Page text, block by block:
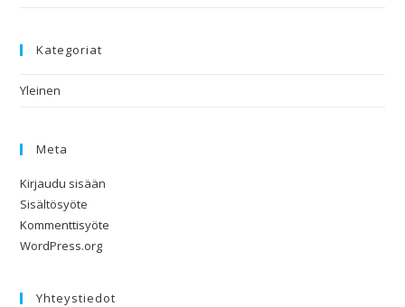
Kategoriat
Yleinen
Meta
Kirjaudu sisään
Sisältösyöte
Kommenttisyöte
WordPress.org
Yhteystiedot